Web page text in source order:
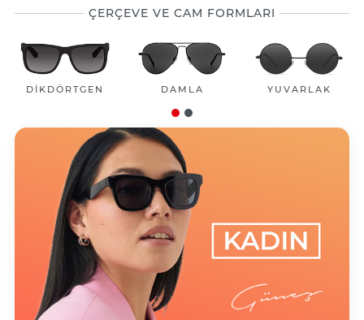
ÇERÇEVE VE CAM FORMLARI
DAMLA YUVARLAK GEOMETRİK